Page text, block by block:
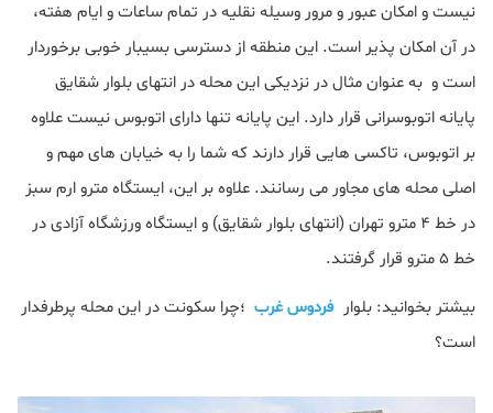
نیست و امکان عبور و مرور وسیله نقلیه در تمام ساعات و ایام هفته،
در آن امکان پذیر است. این منطقه از دسترسی بسیبار خوبی برخوردار
است و به عنوان مثال در نزدیکی این محله در انتهای بلوار شقایق
پایانه اتوبوسرانی قرار دارد. این پایانه تنها دارای اتوبوس نیست علاوه
بر اتوبوس، تاکسی‌ هایی قرار دارند که شما را به خیابان های مهم و
اصلی محله های مجاور می رسانند. علاوه بر این، ایستگاه مترو ارم سبز
در خط ۴ مترو تهران (انتهای بلوار شقایق) و ایستگاه ورزشگاه آزادی در
خط ۵ مترو قرار گرفتند.
بیشتر بخوانید: بلوار فردوس غرب ؛چرا سکونت در این محله پرطرفدار
است؟